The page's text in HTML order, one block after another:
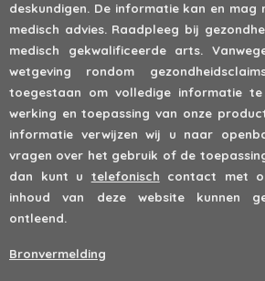
deskundigen. De informatie kan en mag
medisch advies. Raadpleeg bij
medisch gekwalificeerde arts.
wetgeving rondom
toegestaan om volledige informatie
werking en toepassing van onze
informatie verwijzen wij u naar
vragen over het gebruik of de
dan kunt u telefonisch contact met
inhoud van deze website kunnen
ontleend.
Bronvermelding